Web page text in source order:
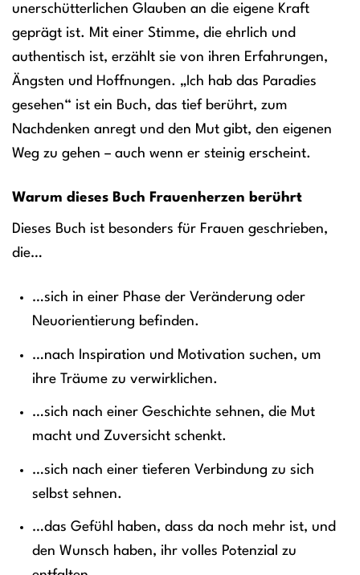
unerschütterlichen Glauben an die eigene Kraft
geprägt ist. Mit einer Stimme, die ehrlich und
authentisch ist, erzählt sie von ihren Erfahrungen,
Ängsten und Hoffnungen. „Ich hab das Paradies
gesehen“ ist ein Buch, das tief berührt, zum
Nachdenken anregt und den Mut gibt, den eigenen
Weg zu gehen – auch wenn er steinig erscheint.
Warum dieses Buch Frauenherzen berührt
Dieses Buch ist besonders für Frauen geschrieben,
die…
…sich in einer Phase der Veränderung oder
Neuorientierung befinden.
…nach Inspiration und Motivation suchen, um
ihre Träume zu verwirklichen.
…sich nach einer Geschichte sehnen, die Mut
macht und Zuversicht schenkt.
…sich nach einer tieferen Verbindung zu sich
selbst sehnen.
…das Gefühl haben, dass da noch mehr ist, und
den Wunsch haben, ihr volles Potenzial zu